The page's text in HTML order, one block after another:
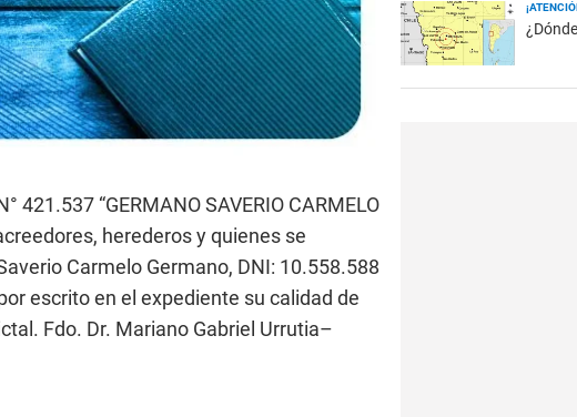
421.537 “GERMANO SAVERIO CARMELO
herederos y quienes se
Carmelo Germano, DNI: 10.558.588
escrito en el expediente su calidad de
Fdo. Dr. Mariano Gabriel Urrutia–